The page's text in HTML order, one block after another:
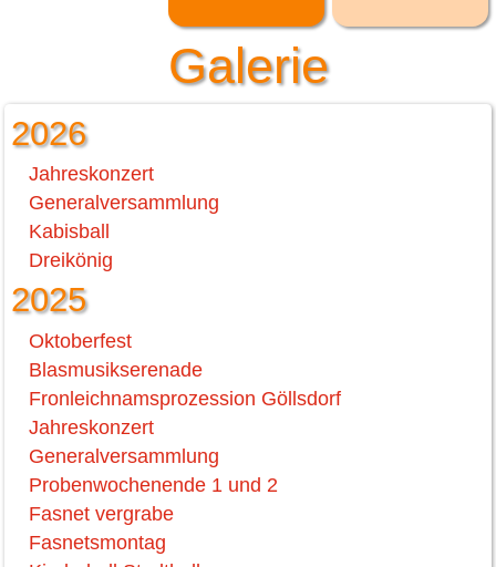
Galerie
2026
Jahreskonzert
Generalversammlung
Kabisball
Dreikönig
2025
Oktoberfest
Blasmusikserenade
Fronleichnamsprozession Göllsdorf
Jahreskonzert
Generalversammlung
Probenwochenende 1 und 2
Fasnet vergrabe
Fasnetsmontag